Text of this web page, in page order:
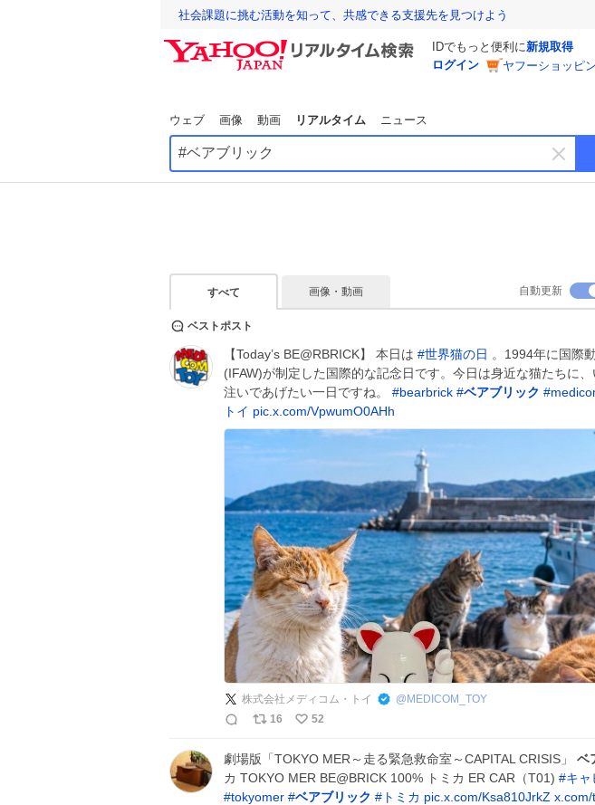
社会課題に挑む活動を知って、共感できる支援先を見つけよう
IDでもっと便利に新規取得
ログイン
ヤフーショッピ
ウェブ 画像 動画 リアルタイム ニュース
キ
ー
す
すべて 画像・動画 自動更新
ベストポスト
【Today’s BE@RBRICK】 本日は #世界猫の日 。1994年に国際
(IFAW)が制定した国際的な記念日です。今日は身近な猫たちに
注いであげたい一日ですね。 #bearbrick #ベアブリック #
トイ pic.x.com/VpwumO0AHh
株式会社メディコム・トイ @ MEDICOM_TOY
16
52
劇場版「TOKYO MER～走る緊急救命室～CAPITAL CRISIS」 ベ
カ TOKYO MER BE@BRICK 100% トミカ ER CAR（T01) #キャ
#tokyomer #ベアブリック # トミカ pic.x.com/Ksa810JrkZ x.com/